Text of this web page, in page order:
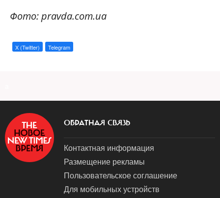
Фото: pravda.com.ua
X (Twitter) Telegram
ОБРАТНАЯ СВЯЗЬ
Контактная информация
Размещение рекламы
Пользовательское соглашение
Для мобильных устройств